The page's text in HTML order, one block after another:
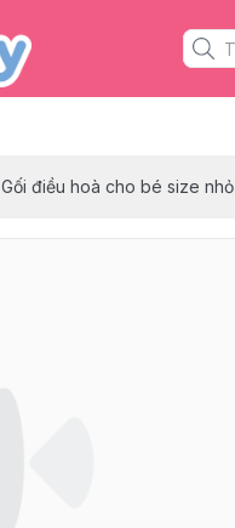
Gối điều hoà cho bé size nhỏ